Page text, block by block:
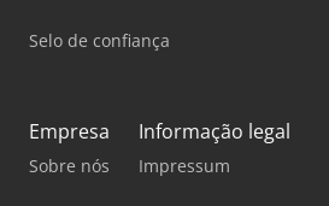
Selo de confiança
Empresa
Sobre nós
Informação legal
Impressum